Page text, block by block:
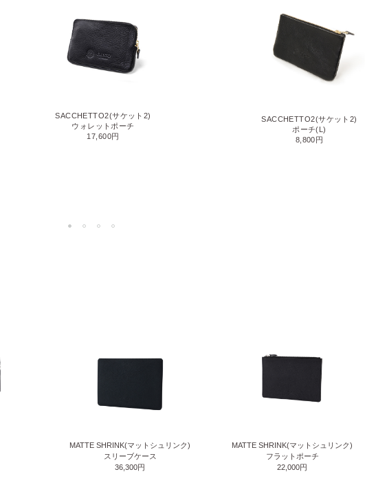
SACCHETTO2(サケット2)
ウォレットポーチ
17,600円
SACCHETTO2(サケット2)
ポーチ(L)
8,800円
MATTE SHRINK(マットシュリンク)
スリーブケース
36,300円
MATTE SHRINK(マットシュリンク)
フラットポーチ
22,000円